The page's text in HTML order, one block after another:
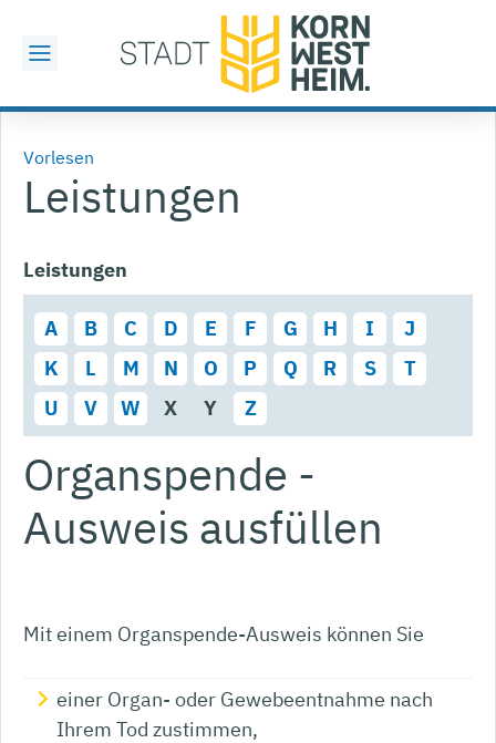
Vorlesen
Leistungen
Leistungen
A B C D E F G H I
J
K
L M N O P Q R S
T
U
V W X Y Z
Organspende -
Ausweis ausfüllen
Mit einem Organspende-Ausweis können Sie
einer Organ- oder Gewebeentnahme nach
Ihrem Tod zustimmen,